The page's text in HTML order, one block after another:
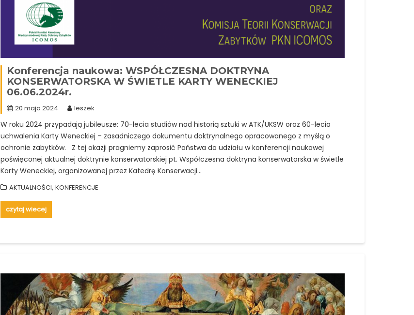
Konferencja naukowa: WSPÓŁCZESNA DOKTRYNA
KONSERWATORSKA W ŚWIETLE KARTY WENECKIEJ
06.06.2024r.
20 maja 2024 leszek
W roku 2024 przypadają jubileusze: 70-lecia studiów nad historią sztuki w ATK/UKSW oraz 60-lecia
uchwalenia Karty Weneckiej – zasadniczego dokumentu doktrynalnego opracowanego z myślą o
ochronie zabytków. Z tej okazji pragniemy zaprosić Państwa do udziału w konferencji naukowej
poświęconej aktualnej doktrynie konserwatorskiej pt. Współczesna doktryna konserwatorska w świetle
Karty Weneckiej, organizowanej przez Katedrę Konserwacji…
AKTUALNOŚCI, KONFERENCJE
czytaj wiecej